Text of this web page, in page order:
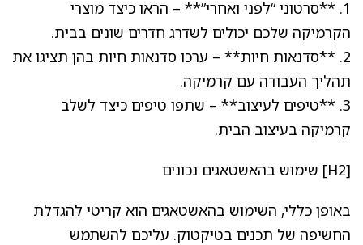
1. **סרטוני “לפני ואחרי”** – הראו כיצד מוצרי
הקרמיקה שלכם יכולים לשדרג חדרים שונים בבית.
2. **סדנאות חיות** – ערכו סדנאות חיות בהן תציגו את
תהליך העבודה עם קרמיקה.
3. **טיפים לעיצוב** – שתפו טיפים כיצד לשלב
קרמיקה בעיצוב הבית.
[H2] שימוש בהאשטאגים נכונים
באופן כללי, השימוש בהאשטאגים הוא קריטי להגדלת
החשיפה של תכנים בטיקטוק. עליכם להשתמש